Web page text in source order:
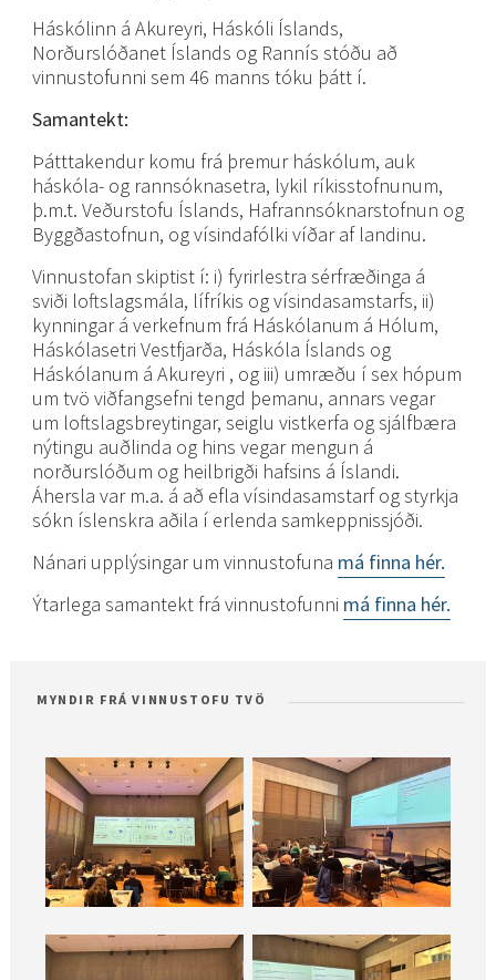
Háskólinn á Akureyri, Háskóli Íslands,
Norðurslóðanet Íslands og Rannís stóðu að
vinnustofunni sem 46 manns tóku þátt í.
Samantekt:
Þátttakendur komu frá þremur háskólum, auk
háskóla- og rannsóknasetra, lykil ríkisstofnunum,
þ.m.t. Veðurstofu Íslands, Hafrannsóknarstofnun og
Byggðastofnun, og vísindafólki víðar af landinu.
Vinnustofan skiptist í: i) fyrirlestra sérfræðinga á
sviði loftslagsmála, lífríkis og vísindasamstarfs, ii)
kynningar á verkefnum frá Háskólanum á Hólum,
Háskólasetri Vestfjarða, Háskóla Íslands og
Háskólanum á Akureyri , og iii) umræðu í sex hópum
um tvö viðfangsefni tengd þemanu, annars vegar
um loftslagsbreytingar, seiglu vistkerfa og sjálfbæra
nýtingu auðlinda og hins vegar mengun á
norðurslóðum og heilbrigði hafsins á Íslandi.
Áhersla var m.a. á að efla vísindasamstarf og styrkja
sókn íslenskra aðila í erlenda samkeppnissjóði.
Nánari upplýsingar um vinnustofuna má finna hér.
Ýtarlega samantekt frá vinnustofunni má finna hér.
MYNDIR FRÁ VINNUSTOFU TVÖ